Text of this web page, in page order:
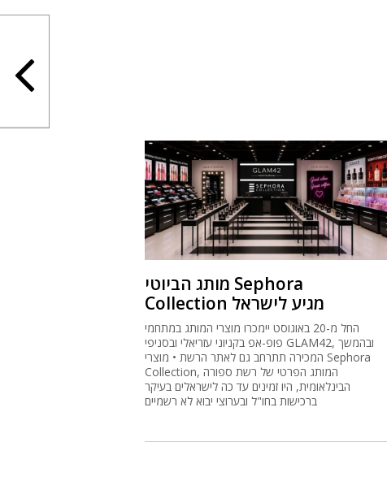
מותג הביוטי Sephora
Collection מגיע לישראל
החל מ-20 באוגוסט יימכרו מוצרי המותג במתחמי
פופ-אפ בקניוני עזריאלי ובסניפי GLAM42, ובהמשך
המכירה תתרחב גם לאתר הרשת • מוצרי Sephora
Collection, המותג הפרטי של רשת ספורה
הבינלאומית, היו זמינים עד כה לישראלים בעיקר
ברכישות בחו"ל ובערוצי יבוא לא רשמיים